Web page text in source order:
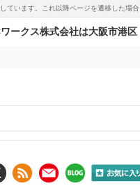
ています。これ以降ページを遷移した
ークス株式会社は大阪市港